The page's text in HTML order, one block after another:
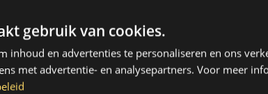
a 3
50,-
&
gebruik van cookies.
inhoud en advertenties te personaliseren en ons
met advertentie- en analysepartners. Voor meer